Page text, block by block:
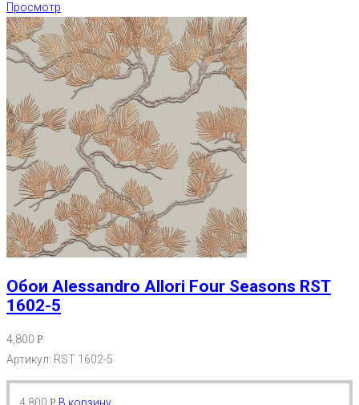
Просмотр
Обои Alessandro Allori Four Seasons RST
1602-5
4,800 Р
Артикул: RST 1602-5
4,800 В корзину